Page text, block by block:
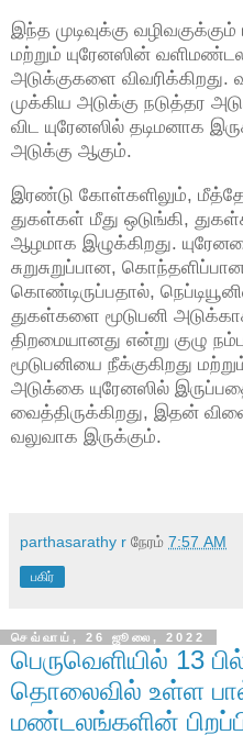
இந்த முடிவுக்கு
மற்றும் யுரேனஸின்
அடுக்குகளை
முக்கிய அடுக்கு நடுத்தர
விட யுரேனஸில் தடிமனாக
அடுக்கு ஆகும்.
இரண்டு கோள்களிலும்,
துகள்கள் மீது ஒடுங்கி,
ஆழமாக இழுக்கிறது.
சுறுசுறுப்பான,
கொண்டிருப்பதால்,
துகள்களை மூடுபனி
திறமையானது என்று குழு
மூடுபனியை நீக்குகிறது
அடுக்கை யுரேனஸில்
வைத்திருக்கிறது, இதன்
வலுவாக இருக்கும்.
parthasarathy r நேரம் 7:57 AM
பகிர்
செவ்வாய், 26 ஜூலை, 2022
பெருவெளியில் 13
தொலைவில் உள்ள
மண்டலங்களின்